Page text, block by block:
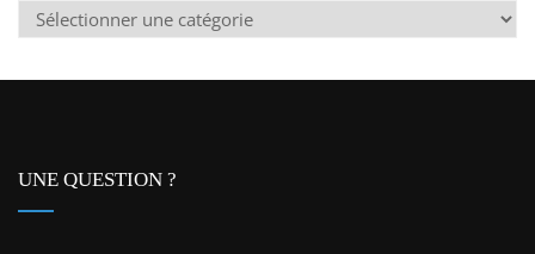
Catégories
ou
UNE QUESTION ?